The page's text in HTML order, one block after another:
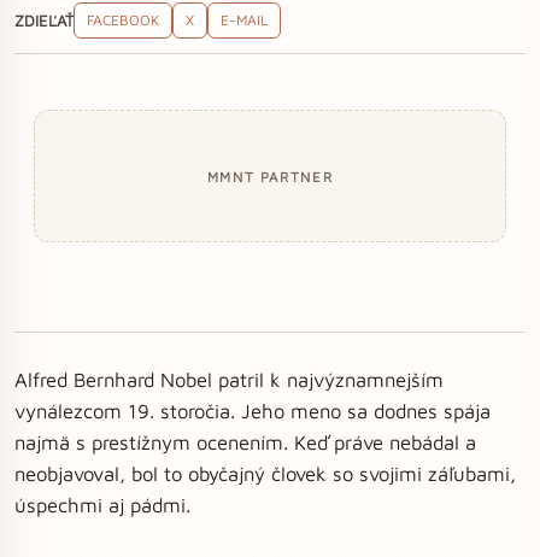
ZDIEĽAŤ FACEBOOK X E-MAIL
MMNT PARTNER
Alfred Bernhard Nobel patril k najvýznamnejším
vynálezcom 19. storočia. Jeho meno sa dodnes spája
najmä s prestížnym ocenením. Keď práve nebádal a
neobjavoval, bol to obyčajný človek so svojimi záľubami,
úspechmi aj pádmi.